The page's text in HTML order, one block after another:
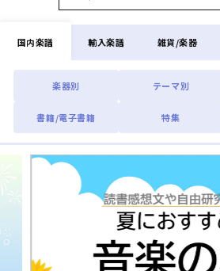
国内楽譜
楽器別 テーマ別
書籍/電子書籍 特集
輸入楽譜 雑貨/楽器